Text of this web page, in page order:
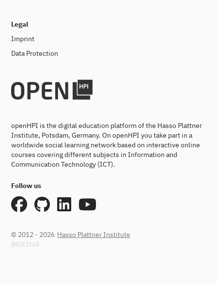
Legal
Imprint
Data Protection
openHPI is the digital education platform of the Hasso Plattner
Institute, Potsdam, Germany. On openHPI you take part in a
worldwide social learning network based on interactive online
courses covering different subjects in Information and
Communication Technology (ICT).
Follow us
© 2012 - 2026 Hasso Plattner Institute
860f2fd4